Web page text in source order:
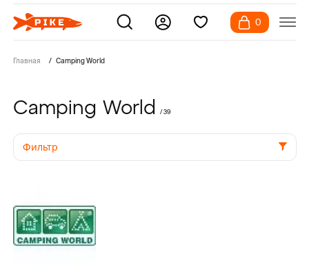
0
Главная Camping World
Camping World / 39
Фильтр